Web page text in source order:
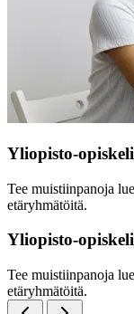
Yliopisto-
Tee muistiinpanoja
etäryhmätöitä.
Yliopisto-
Tee muistiinpanoja
etäryhmätöitä.